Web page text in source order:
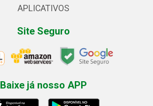
APLICATIVOS
Site Seguro
Baixe já nosso APP